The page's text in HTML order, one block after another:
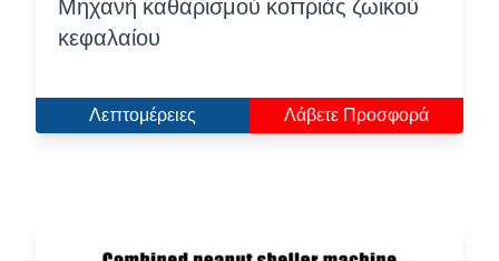
Μηχανή καθαρισμού κοπριάς ζωικού
κεφαλαίου
Λεπτομέρειες Λάβετε Προσφορά